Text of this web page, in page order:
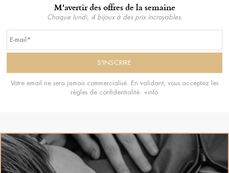
M'avertir des offres de la semaine
Chaque lundi, 4 bijoux à des prix incroyables.
Votre email ne sera jamais commercialisé. En validant, vous acceptez les
règles de confidentialité. +info